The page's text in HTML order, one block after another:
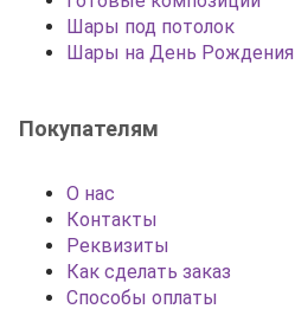
Шары под потолок
Шары на День Рождения
Покупателям
О нас
Контакты
Реквизиты
Как сделать заказ
Способы оплаты